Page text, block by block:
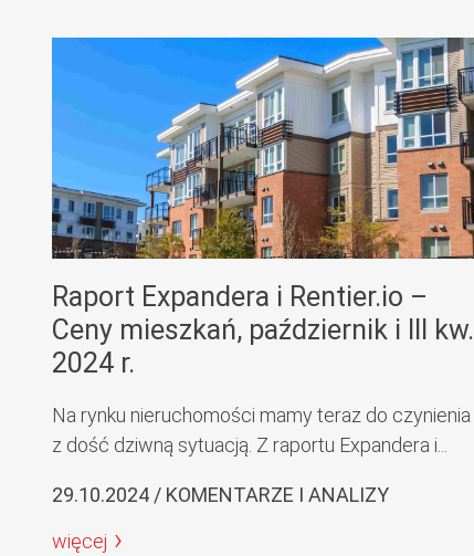
Raport Expandera i Rentier.io –
Ceny mieszkań, październik i III kw.
2024 r.
Na rynku nieruchomości mamy teraz do czynienia
z dość dziwną sytuacją. Z raportu Expandera i...
29.10.2024 / KOMENTARZE I ANALIZY
więcej